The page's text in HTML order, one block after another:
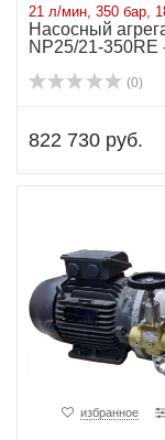
21 л/мин, 350 бар,
Насосный
NP25/21-350RE
(0)
822 730 руб.
избранное